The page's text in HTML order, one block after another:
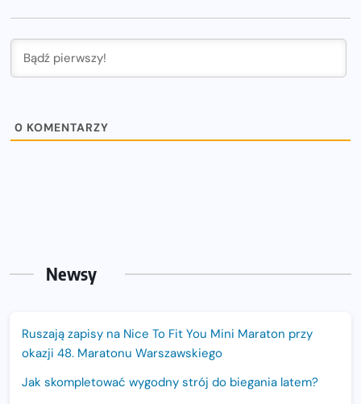
0 KOMENTARZY
Newsy
Ruszają zapisy na Nice To Fit You Mini Maraton przy
okazji 48. Maratonu Warszawskiego
Jak skompletować wygodny strój do biegania latem?